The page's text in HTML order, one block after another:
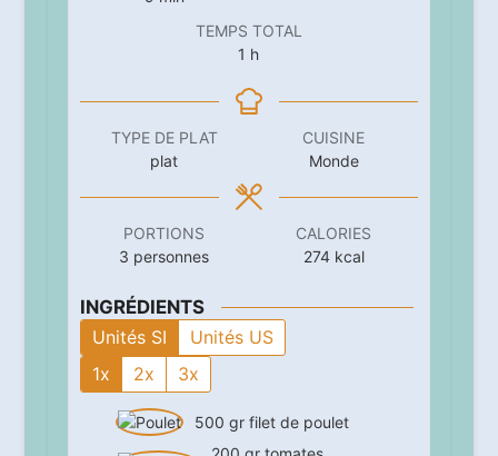
TEMPS TOTAL
1 heure
h
TYPE DE PLAT
plat
CUISINE
Monde
PORTIONS
3 personnes
CALORIES
274 kcal
INGRÉDIENTS
Unités SI
Unités US
1x
2x 3x
500 gr filet de poulet